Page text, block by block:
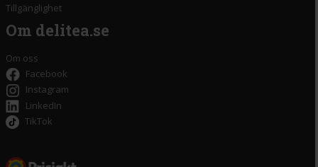
Tillgänglighet
Om delitea.se
Om oss
Facebook
Instagram
LinkedIn
TikTok